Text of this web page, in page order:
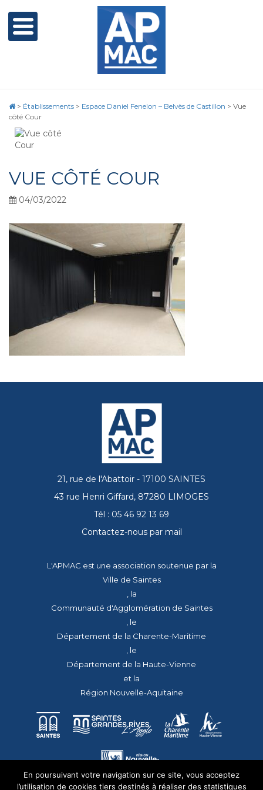
> Établissements > Espace Daniel Fenelon – Belvès de Castillon > Vue
côté Cour
VUE CÔTÉ COUR
04/03/2022
21, rue de l'Abattoir - 17100 SAINTES
43 rue Henri Giffard, 87280 LIMOGES
Tél : 05 46 92 13 69
Contactez-nous par mail
L'APMAC est une association soutenue par la
Ville de Saintes
, la
Communauté d'Agglomération de Saintes
, le
Département de la Charente-Maritime
, le
Département de la Haute-Vienne
et la
Région Nouvelle-Aquitaine
En poursuivant votre navigation sur ce site, vous acceptez
l’utilisation de cookies tiers destinés à réaliser des statistiques